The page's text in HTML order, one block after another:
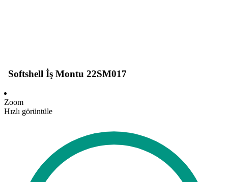
Softshell İş Montu 22SM017
Zoom
Hızlı görüntüle